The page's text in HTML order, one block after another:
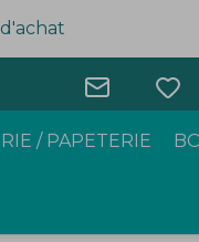
/ PAPETERIE